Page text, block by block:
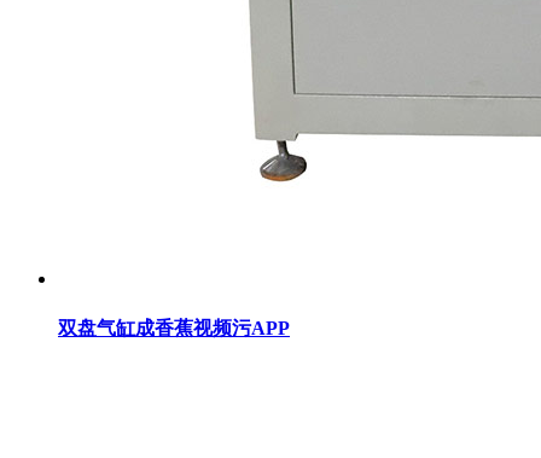
双盘气缸成香蕉视频污APP